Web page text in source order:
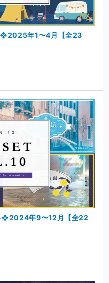
❖2025年1〜4月【全23
❖2024年9〜12月【全22